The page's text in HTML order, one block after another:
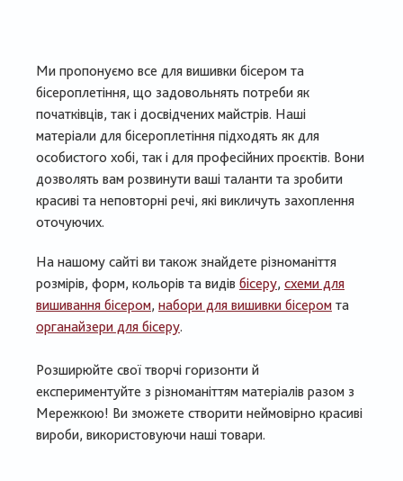
Ми пропонуємо все для вишивки бісером та
бісероплетіння, що задовольнять потреби як
початківців, так і досвідчених майстрів. Наші
матеріали для бісероплетіння підходять як для
особистого хобі, так і для професійних проєктів. Вони
дозволять вам розвинути ваші таланти та зробити
красиві та неповторні речі, які викличуть захоплення
оточуючих.
На нашому сайті ви також знайдете різноманіття
розмірів, форм, кольорів та видів бісеру, схеми для
вишивання бісером, набори для вишивки бісером та
органайзери для бісеру.
Розширюйте свої творчі горизонти й
експериментуйте з різноманіттям матеріалів разом з
Мережкою! Ви зможете створити неймовірно красиві
вироби, використовуючи наші товари.